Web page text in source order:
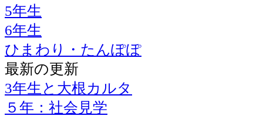
5年生
6年生
ひまわり・たんぽぽ
最新の更新
3年生と大根カルタ
５年：社会見学